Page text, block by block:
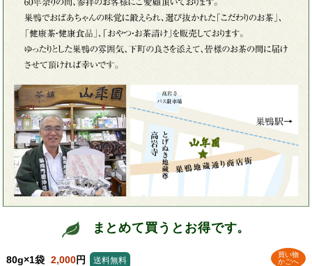
まとめて買うとお得です。
80g×1袋 2,000円
買い物
かごへ
送料無料